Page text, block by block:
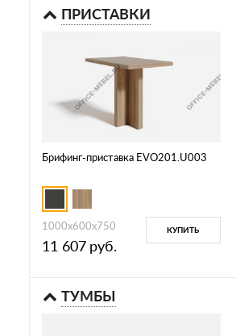
ПРИСТАВКИ
Брифинг-приставка EVO201.U003
1000х600х750
11 607 руб.
КУПИТЬ
ТУМБЫ